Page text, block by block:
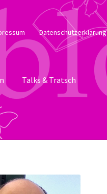
Datenschutzerklärung
Talks & Tratsch